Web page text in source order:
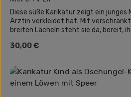
Diese süße Karikatur zeigt ein junges
Ärztin verkleidet hat. Mit
breiten Lächeln steht sie da, bereit,
Hintergrund aus lila Punkten verleiht
träumen, Arzt oder Ärztin zu werden,
Berufswünsche ihrer Kinder auf
wollen.
Regulärer Preis:
30,00 €